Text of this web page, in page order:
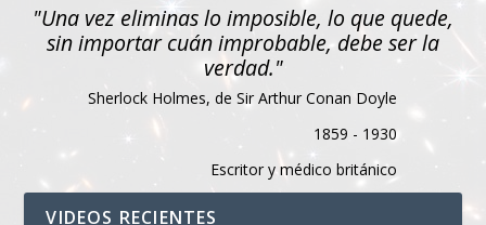
"Una vez eliminas lo imposible, lo que quede,
sin importar cuán improbable, debe ser la
verdad."
Sherlock Holmes, de Sir Arthur Conan Doyle
1859 - 1930
Escritor y médico británico
VIDEOS RECIENTES